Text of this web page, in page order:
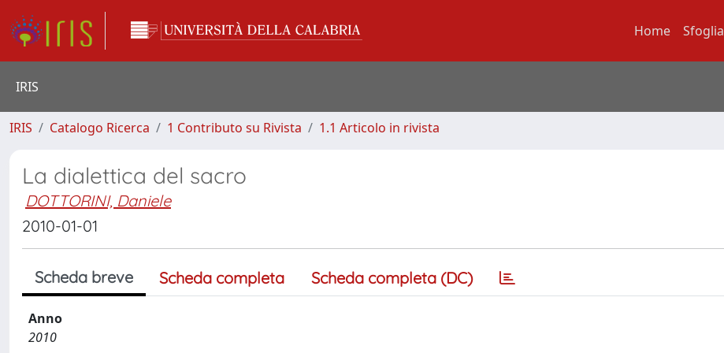
Home Sfoglia
IRIS
IRIS Catalogo Ricerca 1 Contributo su Rivista 1.1 Articolo in rivista
La dialettica del sacro
DOTTORINI, Daniele
2010-01-01
Scheda breve Scheda completa Scheda completa (DC)
Anno
2010